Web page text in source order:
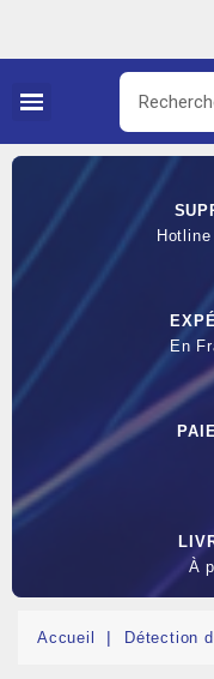
En
À
Accueil Détection